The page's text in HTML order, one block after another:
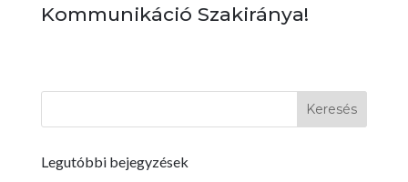
Kommunikáció Szakiránya!
Legutóbbi bejegyzések